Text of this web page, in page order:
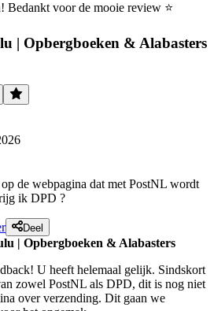
Bedankt voor de mooie review ⭐️
| Opbergboeken & Alabasters
de webpagina dat met PostNL wordt
ik DPD ?
Deel
| Opbergboeken & Alabasters
U heeft helemaal gelijk. Sindskort
zowel PostNL als DPD, dit is nog niet
over verzending. Dit gaan we